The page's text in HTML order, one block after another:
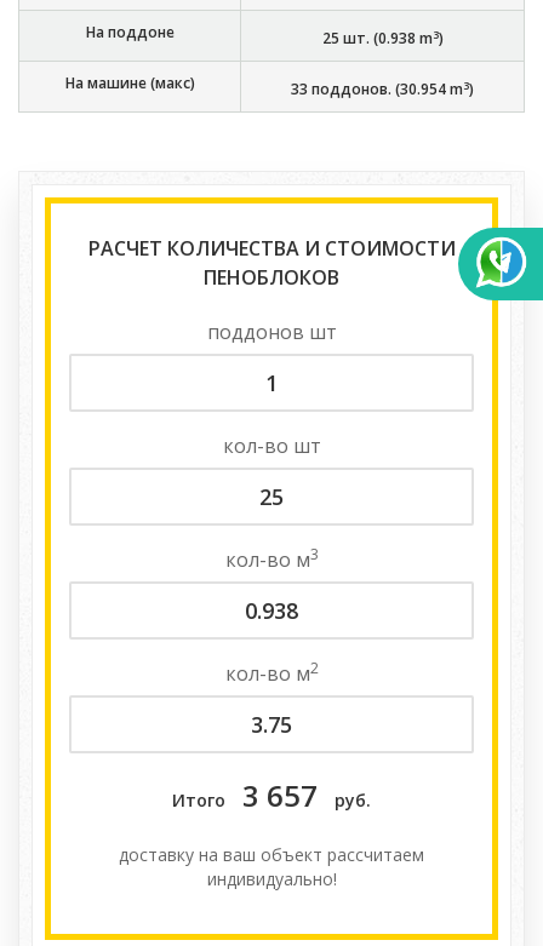
На поддоне 25 шт. (0.938 m3)
На машине (макс) 33 поддонов. (30.954m3)
РАСЧЕТ КОЛИЧЕСТВА И СТОИМОСТИ
ПЕНОБЛОКОВ
поддонов шт
кол-во шт
кол-во м3
кол-во м2
Итого 3 657 руб.
доставку на ваш объект расcчитаем
индивидуально!